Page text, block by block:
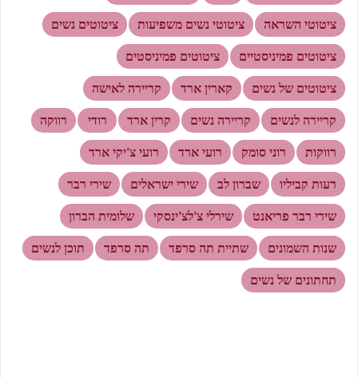
ציטוטי השראה ציטוטי נשים משפיעות ציטוטים נשים
ציטוטים פמיניסטיים ציטוטים פמיניסטים
ציטוטים של נשים קארין ארד קריירה לאישה
קריירה לנשים קריירה נשים קרין ארד רודי רווקה
רווקות רוני סומק רועי ארד רועי צ'יקי ארד
רעות קביליו שברון לב שירי ישראלים שירי רבר
שירי רבר פריאנט שירלי צ'לצ'ינסקי שלומית הברון
שנות השמונים שתיית תה סרפד תה סרפד תוכן לנשים
תחתונים של נשים